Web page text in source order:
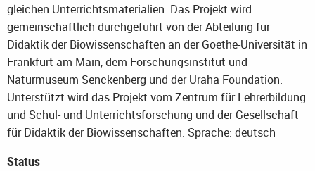
gleichen Unterrichtsmaterialien. Das Projekt wird
gemeinschaftlich durchgeführt von der Abteilung für
Didaktik der Biowissenschaften an der Goethe-Universität in
Frankfurt am Main, dem Forschungsinstitut und
Naturmuseum Senckenberg und der Uraha Foundation.
Unterstützt wird das Projekt vom Zentrum für Lehrerbildung
und Schul- und Unterrichtsforschung und der Gesellschaft
für Didaktik der Biowissenschaften. Sprache: deutsch
Status